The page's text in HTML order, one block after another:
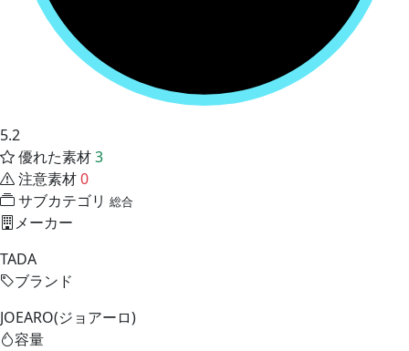
5.2
優れた素材3
注意素材0
サブカテゴリ 総合
メーカー
TADA
ブランド
JOEARO(ジョアーロ)
容量